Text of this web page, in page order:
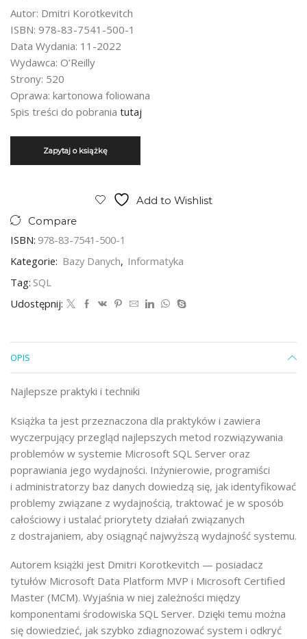
Autor: Dmitri Korotkevitch
ISBN: 978-83-7541-500-1
Data Wydania: 11-2022
Wydawca: O’Reilly
Strony: 520
Oprawa: kartonowa foliowana
Spis treści do pobrania tutaj
Add to Wishlist
Compare
ISBN: 978-83-7541-500-1
Kategorie: Bazy Danych, Informatyka
Tag: SQL
Udostępnij:
OPIS
Najlepsze praktyki i techniki
Książka ta jest przeznaczona dla praktyków i zawiera
wyczerpujący przegląd najlepszych metod rozwiązywania
problemów w systemie Microsoft SQL Server oraz
poprawiania jego wydajności. Inżynierowie, programiści
i administratorzy baz danych dowiedzą się, jak identyfikować
problemy związane z wydajnością, traktować je w sposób
całościowy i ustalać priorytety działań związanych
z dostrajaniem, aby osiągnąć najwyższą wydajność systemu.
Autorem książki jest Dmitri Korotkevitch — posiadacz
tytułów Microsoft Data Platform MVP i Microsoft Certified
Master (MCM). Wyjaśnia w niej zależności między
komponentami środowiska SQL Server. Dzięki temu można
się dowiedzieć, jak szybko zdiagnozować system i odkryć